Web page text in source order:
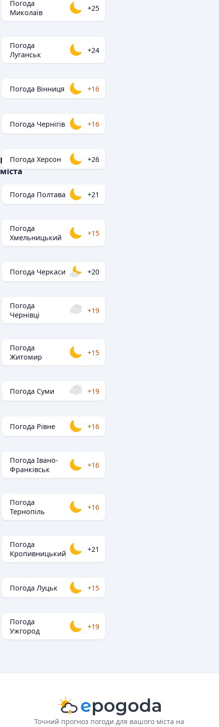
Популярні
міста
Погода
Миколаїв
+25
Погода
Луганськ
+24
Погода Вінниця +16
Погода Чернігів +16
Погода Херсон +26
Погода Полтава +21
Погода
Хмельницький
+15
Погода Черкаси +20
Погода
Чернівці
+19
Погода
Житомир
+15
Погода Суми +19
Погода Рівне +16
Погода Івано-
Франківськ
+16
Погода
Тернопіль
+16
Погода
Кропивницький
+21
Погода Луцьк +15
Погода
Ужгород
+19
Точний прогноз погоди для вашого міста на